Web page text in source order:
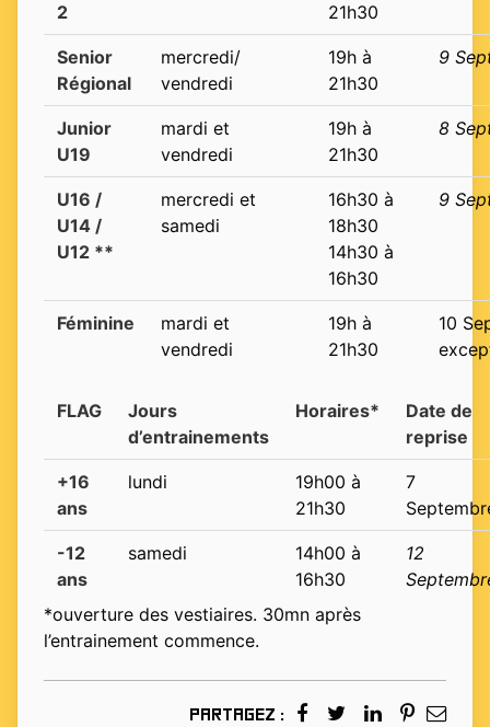
2
21h30
Senior
Régional
mercredi/
vendredi
19h à
21h30
9
Junior
U19
mardi et
vendredi
19h à
21h30
8
U16 /
U14 /
U12 **
mercredi et
samedi
16h30 à
18h30
14h30 à
16h30
9
Féminine
mardi et
vendredi
19h à
21h30
10
FLAG
Jours
d’entrainements
Horaires*
Date de
reprise
+16
ans
lundi
19h00 à
21h30
7
-12
ans
samedi
14h00 à
16h30
12
*ouverture des vestiaires. 30mn après
l’entrainement commence.
Partagez :